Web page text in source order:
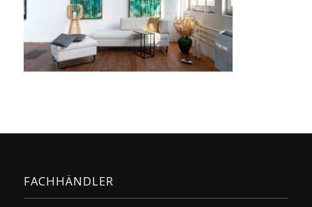
FACHHÄNDLER